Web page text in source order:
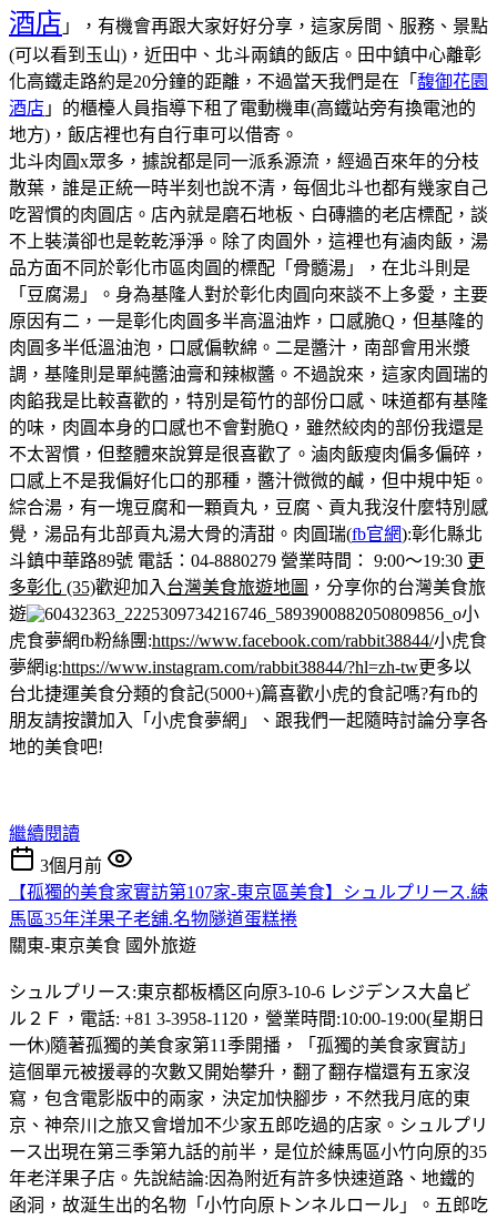
酒店 」，有機會再跟大家好好分享，這家房間、服務、景點
(可以看到玉山)，近田中、北斗兩鎮的飯店。田中鎮中心離彰
化高鐵走路約是20分鐘的距離，不過當天我們是在「 馥御花園
酒店 」的櫃檯人員指導下租了電動機車(高鐵站旁有換電池的
地方)，飯店裡也有自行車可以借寄。
北斗肉圓x眾多，據說都是同一派系源流，經過百來年的分枝
散葉，誰是正統一時半刻也說不清，每個北斗也都有幾家自己
吃習慣的肉圓店。 店內就是磨石地板、白磚牆的老店標配，談
不上裝潢卻也是乾乾淨淨。 除了肉圓外，這裡也有滷肉飯，湯
品方面不同於彰化市區肉圓的標配「骨髓湯」，在北斗則是
「豆腐湯」。 身為基隆人對於彰化肉圓向來談不上多愛，主要
原因有二，一是彰化肉圓多半高溫油炸，口感脆Q，但基隆的
肉圓多半低溫油泡，口感偏軟綿。二是醬汁，南部會用米漿
調，基隆則是單純醬油膏和辣椒醬。不過說來，這家肉圓瑞的
肉餡我是比較喜歡的，特別是筍竹的部份口感、味道都有基隆
的味，肉圓本身的口感也不會對脆Q，雖然絞肉的部份我還是
不太習慣，但整體來說算是很喜歡了。 滷肉飯瘦肉偏多偏碎，
口感上不是我偏好化口的那種，醬汁微微的鹹，但中規中矩。
綜合湯，有一塊豆腐和一顆貢丸，豆腐、貢丸我沒什麼特別感
覺，湯品有北部貢丸湯大骨的清甜。 肉圓瑞(fb官網):彰化縣北
斗鎮中華路89號 電話：04-8880279 營業時間： 9:00～19:30 更
多彰化 (35)歡迎加入 台灣美食旅遊地圖 ，分享你的台灣美食旅
遊
小
虎食夢網fb粉絲團:https://www.facebook.com/rabbit38844/小虎食
夢網ig:https://www.instagram.com/rabbit38844/?hl=zh-tw更多以
台北捷運美食分類的食記(5000+)篇喜歡小虎的食記嗎?有fb的
朋友請按讚加入「小虎食夢網」、跟我們一起隨時討論分享各
地的美食吧!
繼續閱讀
3個月前
【孤獨的美食家實訪第107家-東京區美食】シュルプリース.練
馬區35年洋果子老舖.名物隧道蛋糕捲
關東-東京美食 國外旅遊
シュルプリース:東京都板橋区向原3-10-6 レジデンス大畠ビ
ル２Ｆ，電話: +81 3-3958-1120，營業時間:10:00-19:00(星期日
一休)隨著孤獨的美食家第11季開播，「孤獨的美食家實訪」
這個單元被援尋的次數又開始攀升，翻了翻存檔還有五家沒
寫，包含電影版中的兩家，決定加快腳步，不然我月底的東
京、神奈川之旅又會增加不少家五郎吃過的店家。シュルプリ
ース出現在第三季第九話的前半，是位於練馬區小竹向原的35
年老洋果子店。先說結論:因為附近有許多快速道路、地鐵的
函洞，故涎生出的名物「小竹向原トンネルロール」。五郎吃